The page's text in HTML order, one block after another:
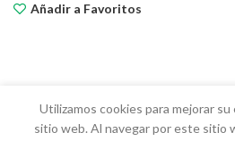
Añadir a Favoritos
Utilizamos cookies para mejorar
sitio web. Al navegar por este sitio